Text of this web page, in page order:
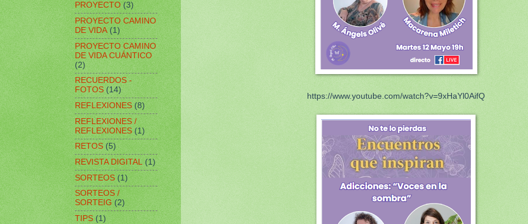
https://www.youtube.com/watch?v=9xHaYl0AifQ
PROYECTO (3)
PROYECTO CAMINO
DE VIDA (1)
PROYECTO CAMINO
DE VIDA CUÁNTICO
(2)
RECUERDOS -
FOTOS (14)
REFLEXIONES (8)
REFLEXIONES /
REFLEXIONES (1)
RETOS (5)
REVISTA DIGITAL (1)
SORTEOS (1)
SORTEOS /
SORTEIG (2)
TIPS (1)